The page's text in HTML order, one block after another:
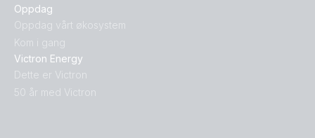
Oppdag
Oppdag vårt økosystem
Kom i gang
Victron Energy
Dette er Victron
50 år med Victron